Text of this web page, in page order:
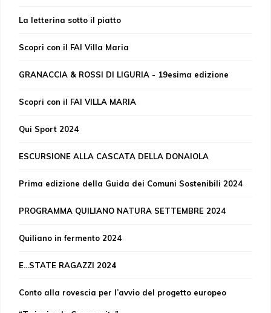
La letterina sotto il piatto
Scopri con il FAI Villa Maria
GRANACCIA & ROSSI DI LIGURIA - 19esima edizione
Scopri con il FAI VILLA MARIA
Qui Sport 2024
ESCURSIONE ALLA CASCATA DELLA DONAIOLA
Prima edizione della Guida dei Comuni Sostenibili 2024
PROGRAMMA QUILIANO NATURA SETTEMBRE 2024
Quiliano in fermento 2024
E...STATE RAGAZZI 2024
Conto alla rovescia per l’avvio del progetto europeo